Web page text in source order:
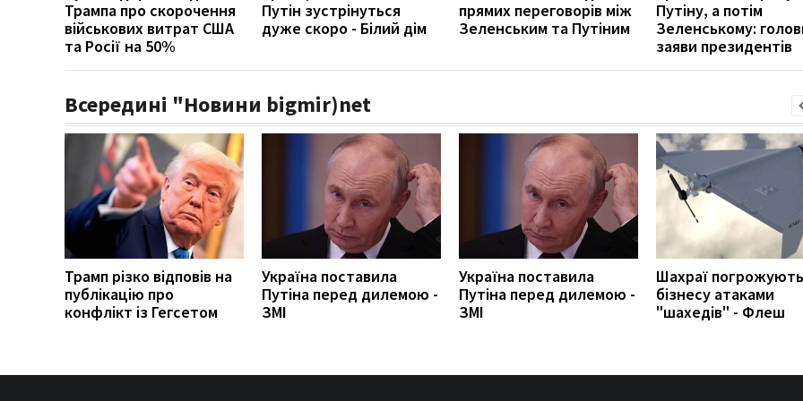
Трампа про скорочення
військових витрат США
та Росії на 50%
Путін зустрінуться
дуже скоро - Білий дім
прямих переговорів між
Зеленським та Путіним
Путіну, а потім
Зеленському:
заяви президентів
Всередині "Новини bigmir)net
Трамп різко відповів на
публікацію про
конфлікт із Гегсетом
Україна поставила
Путіна перед дилемою -
ЗМІ
Україна поставила
Путіна перед дилемою -
ЗМІ
Шахраї погрожують
бізнесу атаками
"шахедів" - Флеш